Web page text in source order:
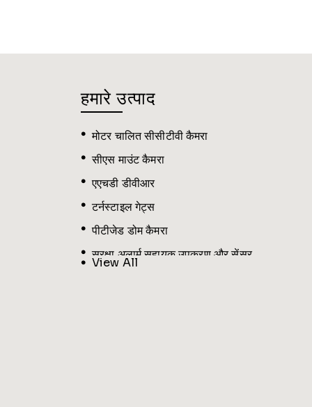
हमारे उत्पाद
मोटर चालित सीसीटीवी कैमरा
सीएस माउंट कैमरा
एएचडी डीवीआर
टर्नस्टाइल गेट्स
पीटीजेड डोम कैमरा
सुरक्षा अलार्म सहायक उपकरण और सेंसर
View All